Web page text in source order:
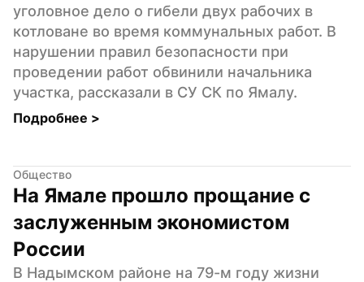
уголовное дело о гибели двух рабочих в
котловане во время коммунальных работ. В
нарушении правил безопасности при
проведении работ обвинили начальника
участка, рассказали в СУ СК по Ямалу.
Подробнее >
Общество
На Ямале прошло прощание с
заслуженным экономистом
России
В Надымском районе на 79-м году жизни